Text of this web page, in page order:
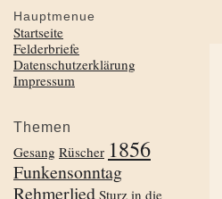
Hauptmenue
Startseite
Felderbriefe
Datenschutzerklärung
Impressum
Themen
Gesang Rüscher 1856
Funkensonntag
Rehmerlied Sturz in die